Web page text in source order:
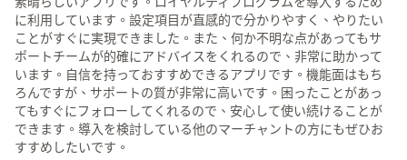
に利用しています。設定項目が直感的で分かりやすく、やりたい
ことがすぐに実現できました。また、何か不明な点があってもサ
ポートチームが的確にアドバイスをくれるので、非常に助かって
います。自信を持っておすすめできるアプリです。機能面はもち
ろんですが、サポートの質が非常に高いです。困ったことがあっ
てもすぐにフォローしてくれるので、安心して使い続けることが
できます。導入を検討している他のマーチャントの方にもぜひお
すすめしたいです。